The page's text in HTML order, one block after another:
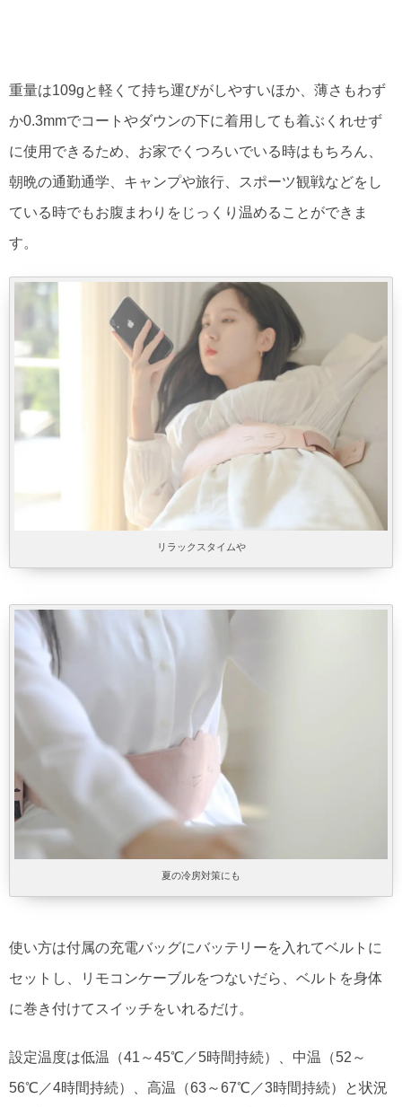
重量は109gと軽くて持ち運びがしやすいほか、薄さもわず
か0.3mmでコートやダウンの下に着用しても着ぶくれせず
に使用できるため、お家でくつろいでいる時はもちろん、
朝晩の通勤通学、キャンプや旅行、スポーツ観戦などをし
ている時でもお腹まわりをじっくり温めることができま
す。
リラックスタイムや
夏の冷房対策にも
使い方は付属の充電バッグにバッテリーを入れてベルトに
セットし、リモコンケーブルをつないだら、ベルトを身体
に巻き付けてスイッチをいれるだけ。
設定温度は低温（41～45℃／5時間持続）、中温（52～
56℃／4時間持続）、高温（63～67℃／3時間持続）と状況